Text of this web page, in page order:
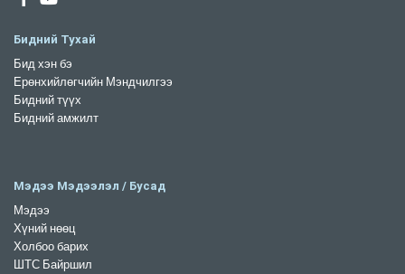
Бидний Тухай
Бид хэн бэ
Ерөнхийлөгчийн Мэндчилгээ
Бидний түүх
Бидний амжилт
Мэдээ Мэдээлэл / Бусад
Мэдээ
Хүний нөөц
Холбоо барих
ШТС Байршил